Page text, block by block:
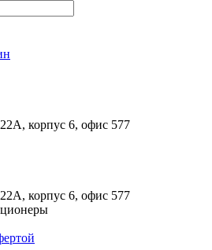
корпус 6, офис 577
корпус 6, офис 577